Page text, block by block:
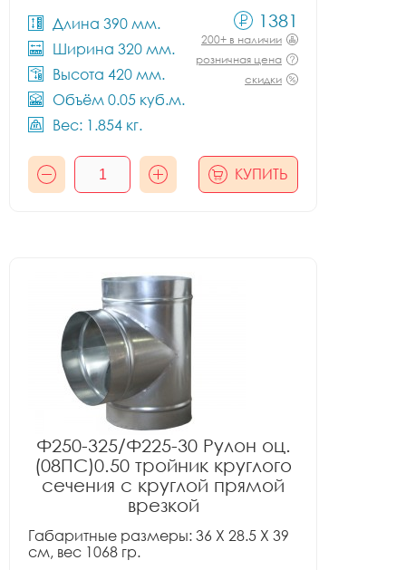
Длина 390 мм.
Ширина 320 мм.
Высота 420 мм.
Объём 0.05 куб.м.
Вес: 1.854 кг.
1381
200+ в наличии
розничная цена
скидки
КУПИТЬ
Ф250-325/Ф225-30 Рулон оц.
(08ПС)0.50 тройник круглого
сечения с круглой прямой
врезкой
Габаритные размеры: 36 X 28.5 X 39
см, вес 1068 гр.